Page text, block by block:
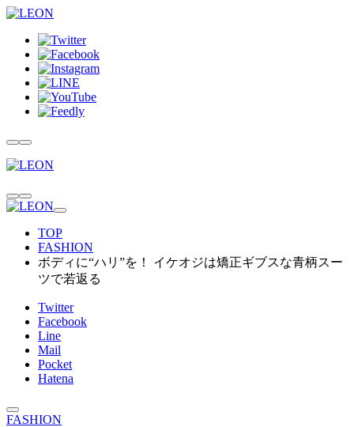
TOP
FASHION
ボディに“ハリ”を！ イケオジは矯正ギブスな青柄スー
ツで若返る
Twitter
Facebook
Line
Mail
Pocket
Hatena
FASHION